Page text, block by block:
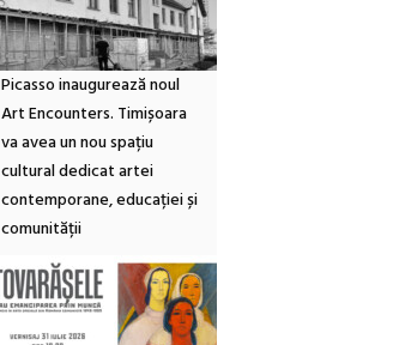
Picasso inaugurează noul
Art Encounters. Timișoara
va avea un nou spațiu
cultural dedicat artei
contemporane, educației și
comunității